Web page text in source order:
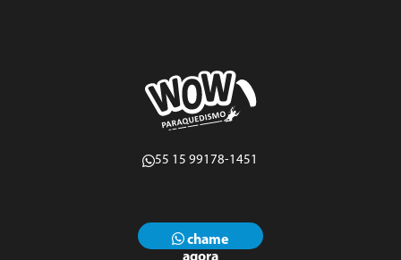
55 15 99178-1451
chame
agora